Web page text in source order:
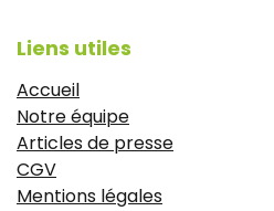
Liens utiles
Accueil
Notre équipe
Articles de presse
CGV
Mentions légales